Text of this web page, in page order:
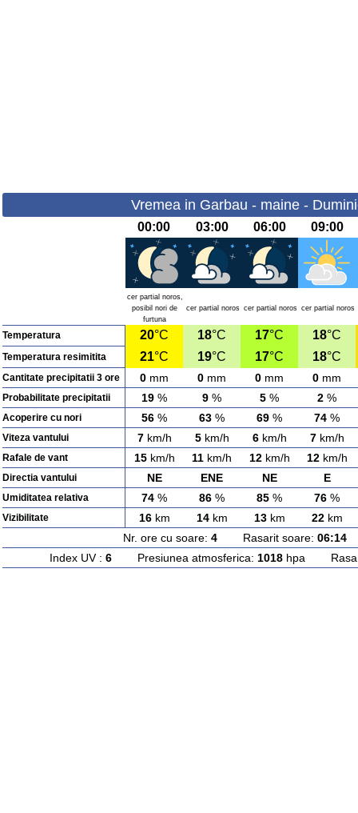
Vremea in Garbau - maine -
00:00 03:00 06:00 09:00
cer partial noros,
posibil nori de
furtuna
cer partial noros cer partial noros cer partial noros
Temperatura 20°C 18°C 17°C 18°C
Temperatura resimitita 21°C 19°C 17°C 18°C
Cantitate precipitatii 3 ore 0 mm 0 mm 0 mm 0 mm
Probabilitate precipitatii 19 % 9 % 5 % 2 %
Acoperire cu nori 56 % 63 % 69 % 74 %
Viteza vantului 7km/h 5km/h 6km/h 7km/h
Rafale de vant 15km/h 11 km/h 12km/h 12km/h
Directia vantului NE ENE NE E
Umiditatea relativa 74 % 86 % 85 % 76 %
Vizibilitate 16km 14km 13km 22km
Nr. ore cu soare: 4Rasarit soare: 06:14
Index UV : 6Presiunea atmosferica: 1018hpa